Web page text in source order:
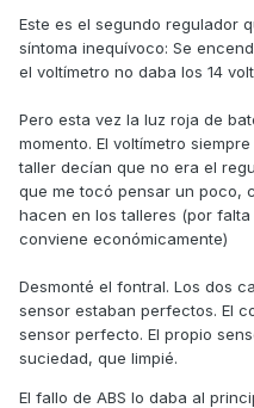
Este es el segundo regulador
síntoma inequívoco: Se
el voltímetro no daba los 14
Pero esta vez la luz roja de
momento. El voltímetro
taller decían que no era el
que me tocó pensar un poco,
hacen en los talleres (por
conviene económicamente)
Desmonté el fontral. Los dos
sensor estaban perfectos. El
sensor perfecto. El propio
suciedad, que limpié.
El fallo de ABS lo daba al